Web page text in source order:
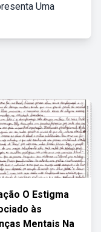
Uma
O Estigma
às
Mentais Na